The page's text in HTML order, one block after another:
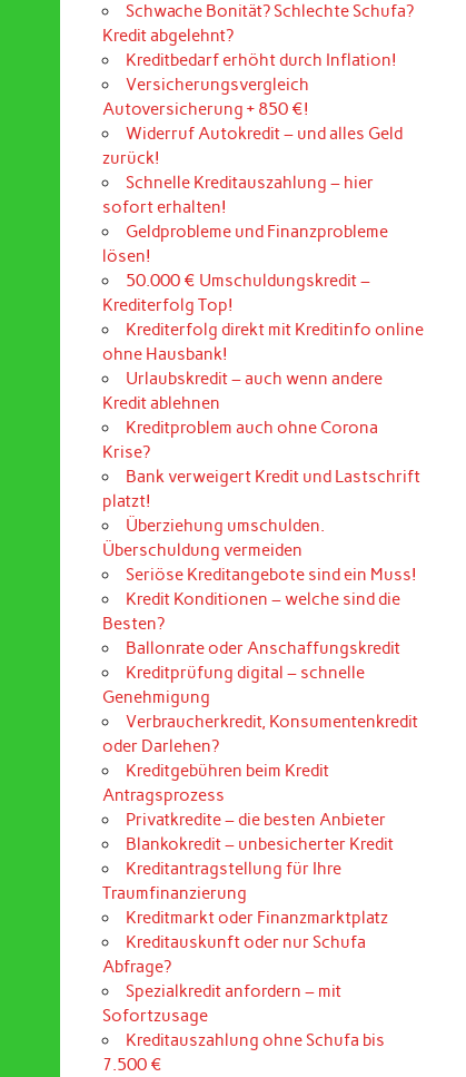
Schwache Bonität? Schlechte Schufa?
Kredit abgelehnt?
Kreditbedarf erhöht durch Inflation!
Versicherungsvergleich
Autoversicherung + 850 €!
Widerruf Autokredit – und alles Geld
zurück!
Schnelle Kreditauszahlung – hier
sofort erhalten!
Geldprobleme und Finanzprobleme
lösen!
50.000 € Umschuldungskredit –
Krediterfolg Top!
Krediterfolg direkt mit Kreditinfo online
ohne Hausbank!
Urlaubskredit – auch wenn andere
Kredit ablehnen
Kreditproblem auch ohne Corona
Krise?
Bank verweigert Kredit und Lastschrift
platzt!
Überziehung umschulden.
Überschuldung vermeiden
Seriöse Kreditangebote sind ein Muss!
Kredit Konditionen – welche sind die
Besten?
Ballonrate oder Anschaffungskredit
Kreditprüfung digital – schnelle
Genehmigung
Verbraucherkredit, Konsumentenkredit
oder Darlehen?
Kreditgebühren beim Kredit
Antragsprozess
Privatkredite – die besten Anbieter
Blankokredit – unbesicherter Kredit
Kreditantragstellung für Ihre
Traumfinanzierung
Kreditmarkt oder Finanzmarktplatz
Kreditauskunft oder nur Schufa
Abfrage?
Spezialkredit anfordern – mit
Sofortzusage
Kreditauszahlung ohne Schufa bis
7.500 €